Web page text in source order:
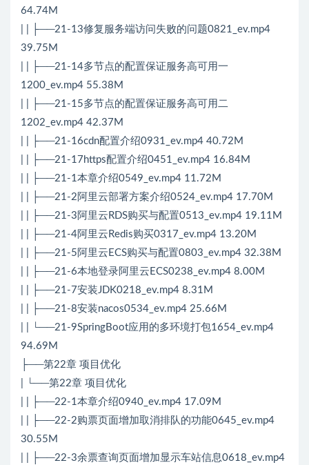
64.74M
| | ├──21-13修复服务端访问失败的问题0821_ev.mp4
39.75M
| | ├──21-14多节点的配置保证服务高可用一
1200_ev.mp4 55.38M
| | ├──21-15多节点的配置保证服务高可用二
1202_ev.mp4 42.37M
| | ├──21-16cdn配置介绍0931_ev.mp4 40.72M
| | ├──21-17https配置介绍0451_ev.mp4 16.84M
| | ├──21-1本章介绍0549_ev.mp4 11.72M
| | ├──21-2阿里云部署方案介绍0524_ev.mp4 17.70M
| | ├──21-3阿里云RDS购买与配置0513_ev.mp4 19.11M
| | ├──21-4阿里云Redis购买0317_ev.mp4 13.20M
| | ├──21-5阿里云ECS购买与配置0803_ev.mp4 32.38M
| | ├──21-6本地登录阿里云ECS0238_ev.mp4 8.00M
| | ├──21-7安装JDK0218_ev.mp4 8.31M
| | ├──21-8安装nacos0534_ev.mp4 25.66M
| | └──21-9SpringBoot应用的多环境打包1654_ev.mp4
94.69M
├──第22章 项目优化
| └──第22章 项目优化
| | ├──22-1本章介绍0940_ev.mp4 17.09M
| | ├──22-2购票页面增加取消排队的功能0645_ev.mp4
30.55M
| | ├──22-3余票查询页面增加显示车站信息0618_ev.mp4